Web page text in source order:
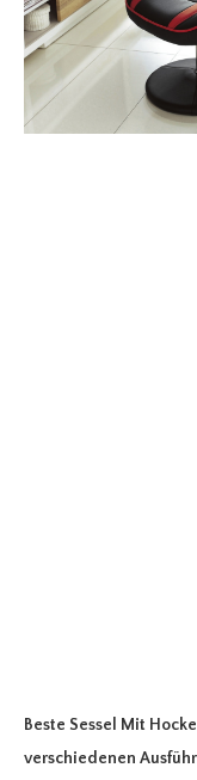
Beste Sessel Mit
verschiedenen